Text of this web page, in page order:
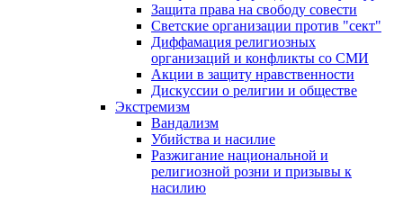
Защита права на свободу совести
Светские организации против "сект"
Диффамация религиозных
организаций и конфликты со СМИ
Акции в защиту нравственности
Дискуссии о религии и обществе
Экстремизм
Вандализм
Убийства и насилие
Разжигание национальной и
религиозной розни и призывы к
насилию